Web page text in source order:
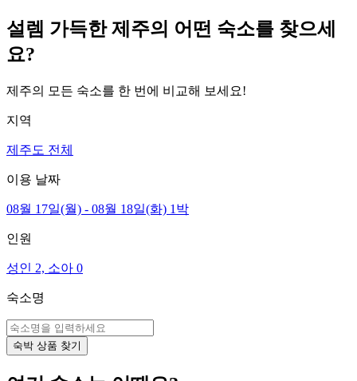
설렘 가득한 제주의 어떤 숙소를 찾으세
요?
제주의 모든 숙소를 한 번에 비교해 보세요!
지역
제주도 전체
이용 날짜
08월 17일(월) - 08월 18일(화) 1박
인원
성인 2, 소아 0
숙소명
숙박 상품 찾기